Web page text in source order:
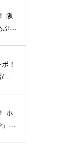
阪
ぶり
ッ
1
！
/大
ホ
」が